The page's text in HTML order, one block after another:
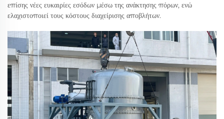
επίσης νέες ευκαιρίες εσόδων μέσω της ανάκτησης πόρων, ενώ
ελαχιστοποιεί τους κόστους διαχείρισης αποβλήτων.